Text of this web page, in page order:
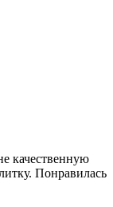
качественную
Понравилась